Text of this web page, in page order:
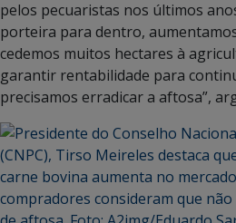
pelos pecuaristas nos últimos
porteira para dentro,
cedemos muitos hectares à
garantir rentabilidade para
precisamos erradicar a aftosa”,